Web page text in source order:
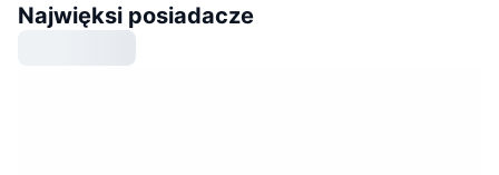
Najwięksi posiadacze